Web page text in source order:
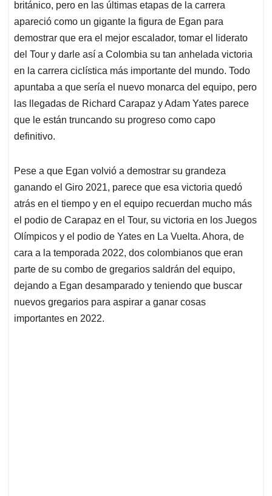
británico, pero en las últimas etapas de la carrera
apareció como un gigante la figura de Egan para
demostrar que era el mejor escalador, tomar el liderato
del Tour y darle así a Colombia su tan anhelada victoria
en la carrera ciclística más importante del mundo. Todo
apuntaba a que sería el nuevo monarca del equipo, pero
las llegadas de Richard Carapaz y Adam Yates parece
que le están truncando su progreso como capo
definitivo.
Pese a que Egan volvió a demostrar su grandeza
ganando el Giro 2021, parece que esa victoria quedó
atrás en el tiempo y en el equipo recuerdan mucho más
el podio de Carapaz en el Tour, su victoria en los Juegos
Olímpicos y el podio de Yates en La Vuelta. Ahora, de
cara a la temporada 2022, dos colombianos que eran
parte de su combo de gregarios saldrán del equipo,
dejando a Egan desamparado y teniendo que buscar
nuevos gregarios para aspirar a ganar cosas
importantes en 2022.